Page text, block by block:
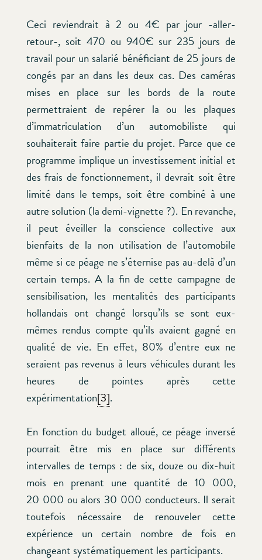
Ceci reviendrait à 2 ou 4€ par jour -aller-
retour-, soit 470 ou 940€ sur 235 jours de
travail pour un salarié bénéficiant de 25 jours de
congés par an dans les deux cas. Des caméras
mises en place sur les bords de la route
permettraient de repérer la ou les plaques
d’immatriculation d’un automobiliste qui
souhaiterait faire partie du projet. Parce que ce
programme implique un investissement initial et
des frais de fonctionnement, il devrait soit être
limité dans le temps, soit être combiné à une
autre solution (la demi-vignette ?). En revanche,
il peut éveiller la conscience collective aux
bienfaits de la non utilisation de l’automobile
même si ce péage ne s’éternise pas au-delà d’un
certain temps. A la fin de cette campagne de
sensibilisation, les mentalités des participants
hollandais ont changé lorsqu’ils se sont eux-
mêmes rendus compte qu’ils avaient gagné en
qualité de vie. En effet, 80% d’entre eux ne
seraient pas revenus à leurs véhicules durant les
heures de pointes après cette
expérimentation[3].
En fonction du budget alloué, ce péage inversé
pourrait être mis en place sur différents
intervalles de temps : de six, douze ou dix-huit
mois en prenant une quantité de 10 000,
20 000 ou alors 30 000 conducteurs. Il serait
toutefois nécessaire de renouveler cette
expérience un certain nombre de fois en
changeant systématiquement les participants.